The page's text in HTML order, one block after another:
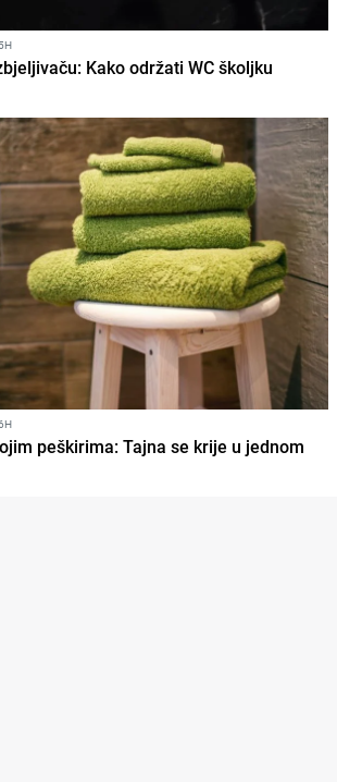
Kako održati WC školjku
peškirima: Tajna se krije u jednom